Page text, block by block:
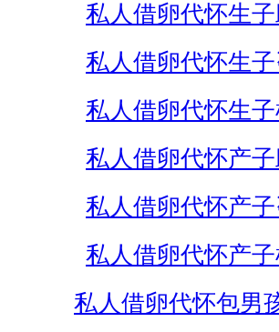
私人借卵代怀生
私人借卵代怀生
私人借卵代怀生
私人借卵代怀产
私人借卵代怀产
私人借卵代怀产
私人借卵代怀包男